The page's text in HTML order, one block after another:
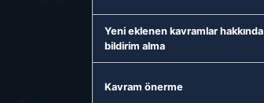
Yeni eklenen kavramlar hakkında
bildirim alma
Kavram önerme